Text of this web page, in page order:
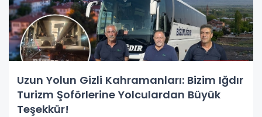
Uzun Yolun Gizli Kahramanları: Bizim Iğdır
Turizm Şoförlerine Yolculardan Büyük
Teşekkür!